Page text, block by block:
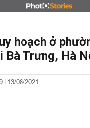
hoạch ở
Bà Trưng, Hà
| 13/08/2021